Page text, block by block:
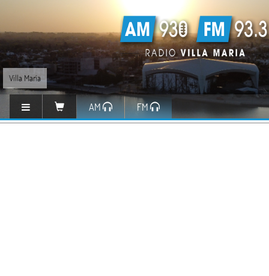
Villa María
AM FM